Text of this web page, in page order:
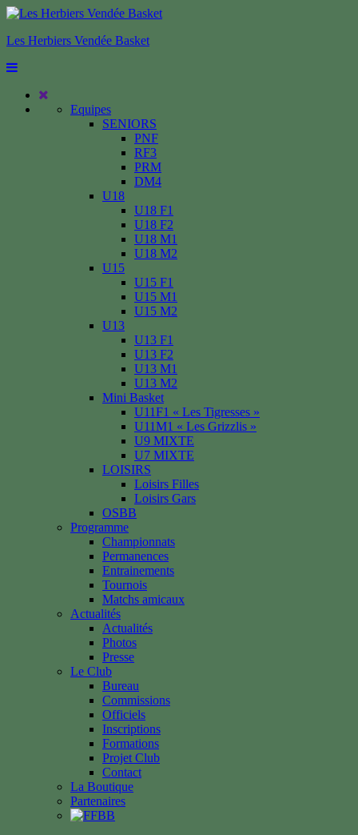
Les Herbiers Vendée Basket
Equipes
SENIORS
PNF
RF3
PRM
DM4
U18
U18 F1
U18 F2
U18 M1
U18 M2
U15
U15 F1
U15 M1
U15 M2
U13
U13 F1
U13 F2
U13 M1
U13 M2
Mini Basket
U11F1 « Les Tigresses »
U11M1 « Les Grizzlis »
U9 MIXTE
U7 MIXTE
LOISIRS
Loisirs Filles
Loisirs Gars
OSBB
Programme
Championnats
Permanences
Entrainements
Tournois
Matchs amicaux
Actualités
Actualités
Photos
Presse
Le Club
Bureau
Commissions
Officiels
Inscriptions
Formations
Projet Club
Contact
La Boutique
Partenaires